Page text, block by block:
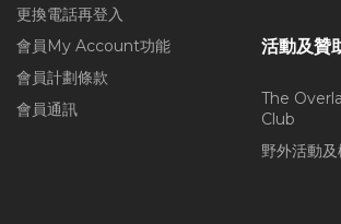
更換電話再登入
會員My Account功能
會員計劃條款
會員通訊
活動及贊
The
Club
野外活動